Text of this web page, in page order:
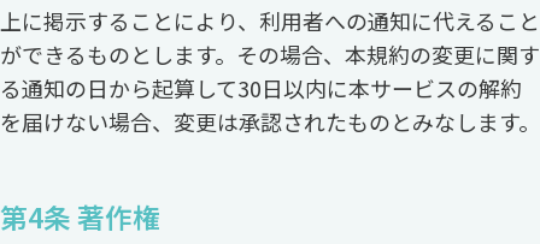
上に掲示することにより、利用者への通知に代えること
ができるものとします。その場合、本規約の変更に関す
る通知の日から起算して30日以内に本サービスの解約
を届けない場合、変更は承認されたものとみなします。
第4条 著作権